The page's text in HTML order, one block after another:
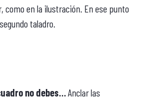
como en la ilustración. En ese punto
taladro.
no debes…Anclar las